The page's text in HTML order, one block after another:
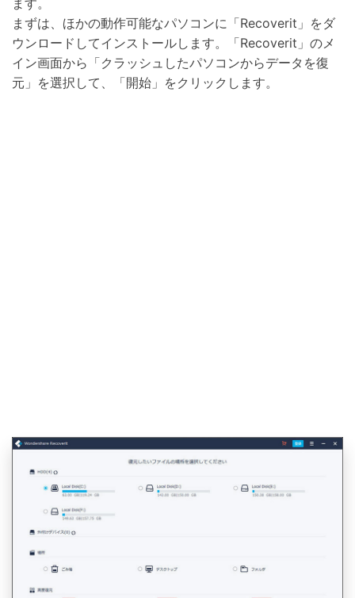
ます。
まずは、ほかの動作可能なパソコンに「Recoverit」をダ
ウンロードしてインストールします。「Recoverit」のメ
イン画面から「クラッシュしたパソコンからデータを復
元」を選択して、「開始」をクリックします。